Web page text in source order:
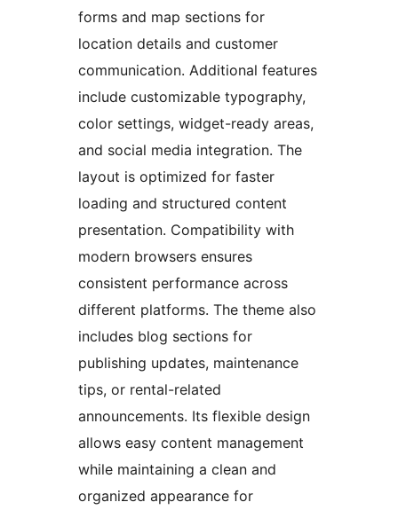
forms and map sections for
location details and customer
communication. Additional features
include customizable typography,
color settings, widget-ready areas,
and social media integration. The
layout is optimized for faster
loading and structured content
presentation. Compatibility with
modern browsers ensures
consistent performance across
different platforms. The theme also
includes blog sections for
publishing updates, maintenance
tips, or rental-related
announcements. Its flexible design
allows easy content management
while maintaining a clean and
organized appearance for